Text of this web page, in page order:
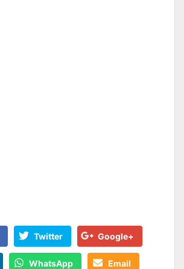
Twitter Google+
WhatsApp Email